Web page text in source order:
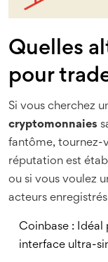
Quelles
pour
Si vous cherchez
cryptomonnaies
fantôme, tournez-
réputation est
ou si vous voulez
acteurs
Coinbase : Idéal
interface ultra-